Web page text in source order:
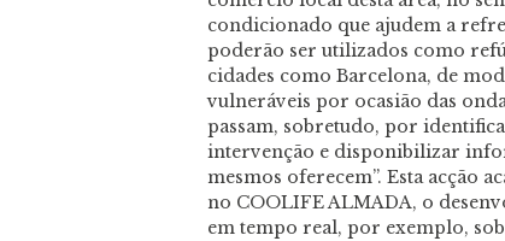
condicionado que ajudem a
poderão ser utilizados como
cidades como Barcelona, de
vulneráveis por ocasião das
passam, sobretudo, por
intervenção e disponibilizar
mesmos oferecem”. Esta acção
no COOLIFE ALMADA, o
em tempo real, por exemplo,